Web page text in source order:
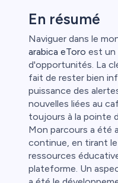
En résumé
Naviguer dans le
arabica eToro est un
d'opportunités. La
fait de rester bien
puissance des
nouvelles liées au
toujours à la pointe
Mon parcours a été
continue, en tirant
ressources
plateforme. Un